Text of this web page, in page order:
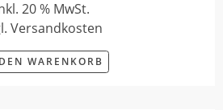
20 % MwSt.
Versandkosten
WARENKORB